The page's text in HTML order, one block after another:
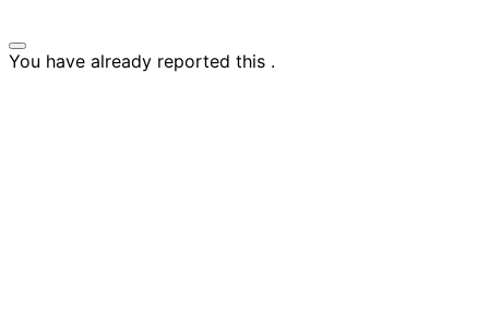
You have already reported this .